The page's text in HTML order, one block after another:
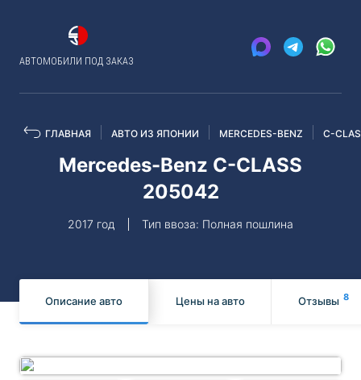
АВТОМОБИЛИ ПОД ЗАКАЗ
ГЛАВНАЯ АВТО ИЗ ЯПОНИИ MERCEDES-BENZ C-
Mercedes-Benz C-CLASS
205042
2017 год Тип ввоза: Полная пошлина
Описание авто Цены на авто Отзывы 8